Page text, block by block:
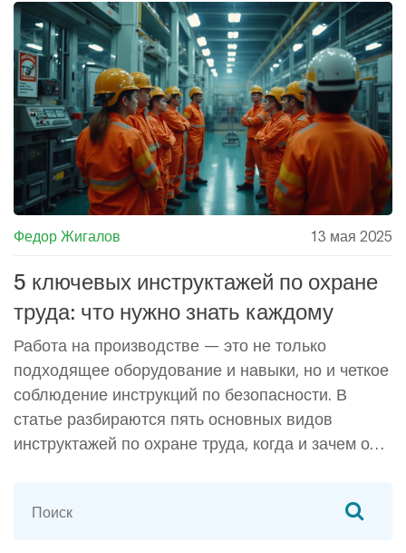
Федор Жигалов 13 мая 2025
5 ключевых инструктажей по охране
труда: что нужно знать каждому
Работа на производстве — это не только
подходящее оборудование и навыки, но и четкое
соблюдение инструкций по безопасности. В
статье разбираются пять основных видов
инструктажей по охране труда, когда и зачем они
простые советы, как не пропустить важные